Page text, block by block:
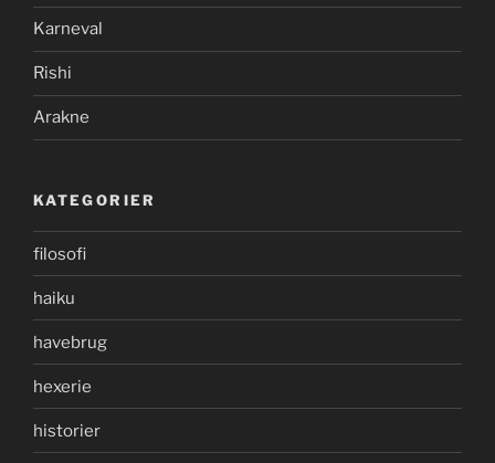
Karneval
Rishi
Arakne
KATEGORIER
filosofi
haiku
havebrug
hexerie
historier